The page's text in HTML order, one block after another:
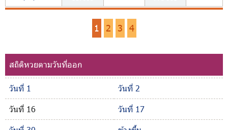
1 2 3 4
สถิติหวยตามวันที่ออก
วันที่ 1
วันที่ 2
วันที่ 16
วันที่ 17